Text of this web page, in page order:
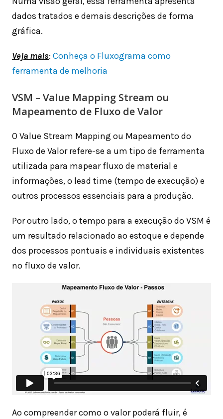
dados tratados e demais descrições de forma
gráfica.
Veja mais: Conheça o Fluxograma como
ferramenta de melhoria
VSM – Value Mapping Stream ou
Mapeamento de Fluxo de Valor
O Value Stream Mapping ou Mapeamento do
Fluxo de Valor refere-se a um tipo de ferramenta
utilizada para mapear fluxo de material e
informações, o lead time (tempo de execução) e
outros processos essenciais para a produção.
Por outro lado, o tempo para a execução do VSM é
um resultado relacionado ao estoque e depende
dos processos pontuais e individuais existentes
no fluxo de valor.
Ao compreender como o valor poderá fluir, é